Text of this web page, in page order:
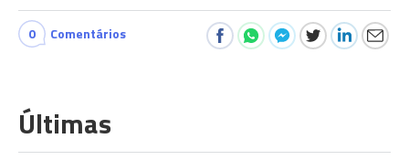
0 Comentários
Últimas